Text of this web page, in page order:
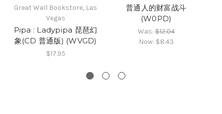
Great Wall Bookstore, Las
Vegas
Pipa : Ladypipa 琵琶幻
象(CD 普通版) (WVGD)
$17.95
普通人的财富战斗
(W0PD)
Was:$12.04
Now: $8.43